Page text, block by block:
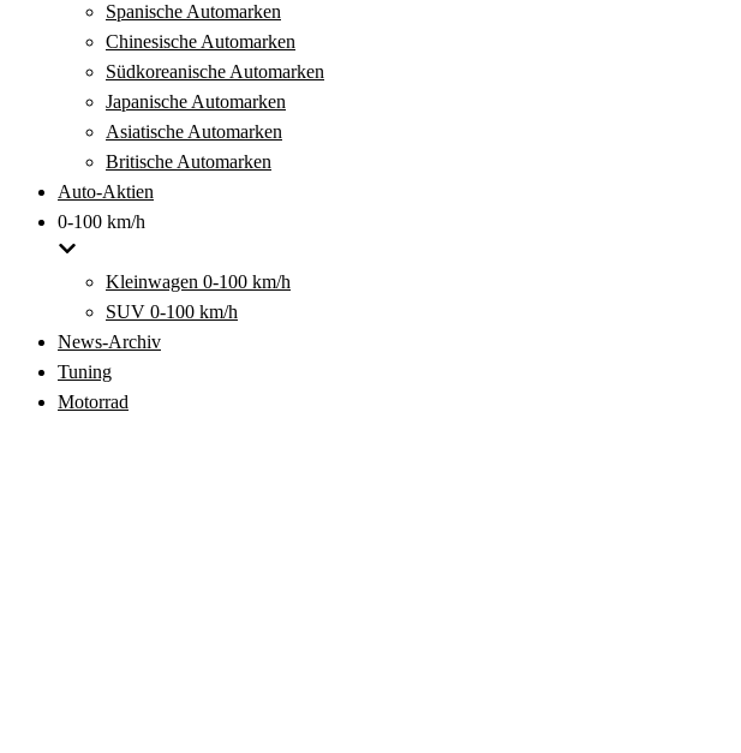
Spanische Automarken
Chinesische Automarken
Südkoreanische Automarken
Japanische Automarken
Asiatische Automarken
Britische Automarken
Auto-Aktien
0-100 km/h
Kleinwagen 0-100 km/h
SUV 0-100 km/h
News-Archiv
Tuning
Motorrad